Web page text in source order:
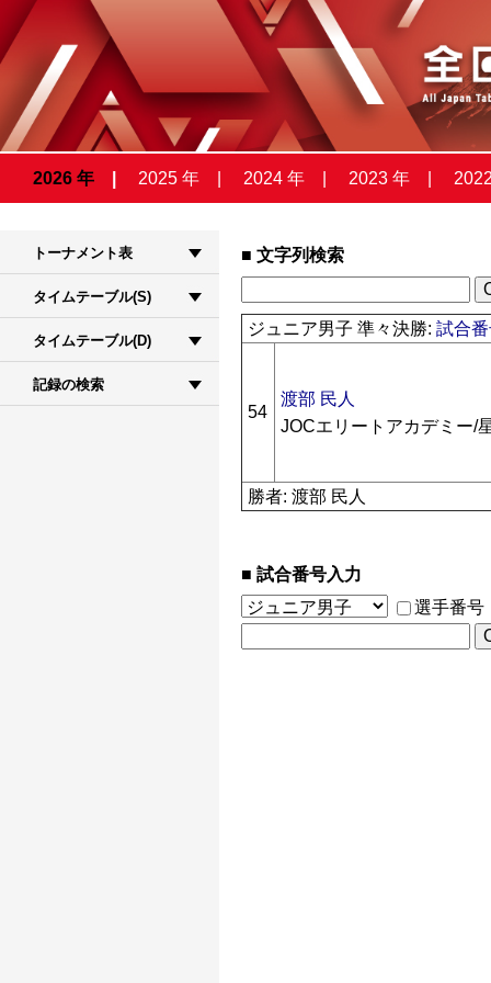
2026 年 2025 年 2024 年 2023 年
トーナメント表
タイムテーブル(S)
タイムテーブル(D)
記録の検索
文字列検索
ジュニア男子 準々決勝:試合
54
渡部 民人
JOCエリートアカデミー/
勝者: 渡部 民人
試合番号入力
選手番号